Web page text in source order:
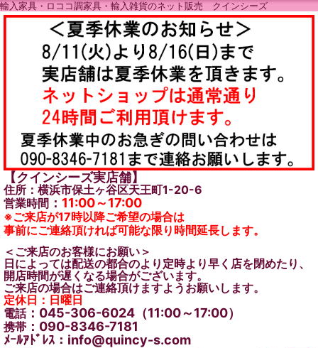
輸入家具・ロココ調家具・輸入雑貨のネット販売 クインシーズ
【クインシーズ実店舗】
住所：横浜市保土ヶ谷区天王町1-20-6
営業時間 ： 11:00～17:00
※ご来店が17時以降ご希望の場合は
事前にご連絡頂ければ可能な限り時間延長します。
＜ご来店のお客様にお願い＞
日によっては配送の都合のより定時より早く店を閉めたり、
開店時間が遅くなる場合がございます。
ご来店の場合はご連絡頂けますようお願いします。
定休日：日曜日
電話：045-306-6024（11:00～17:00）
携帯 ：090-8346-7181
ﾒｰﾙｱﾄﾞﾚｽ：info@quincy-s.com